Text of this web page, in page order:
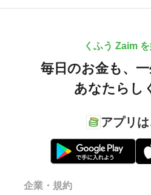
くふう Zaim
毎日のお金も、
あなたらし
アプリ
企業・規約